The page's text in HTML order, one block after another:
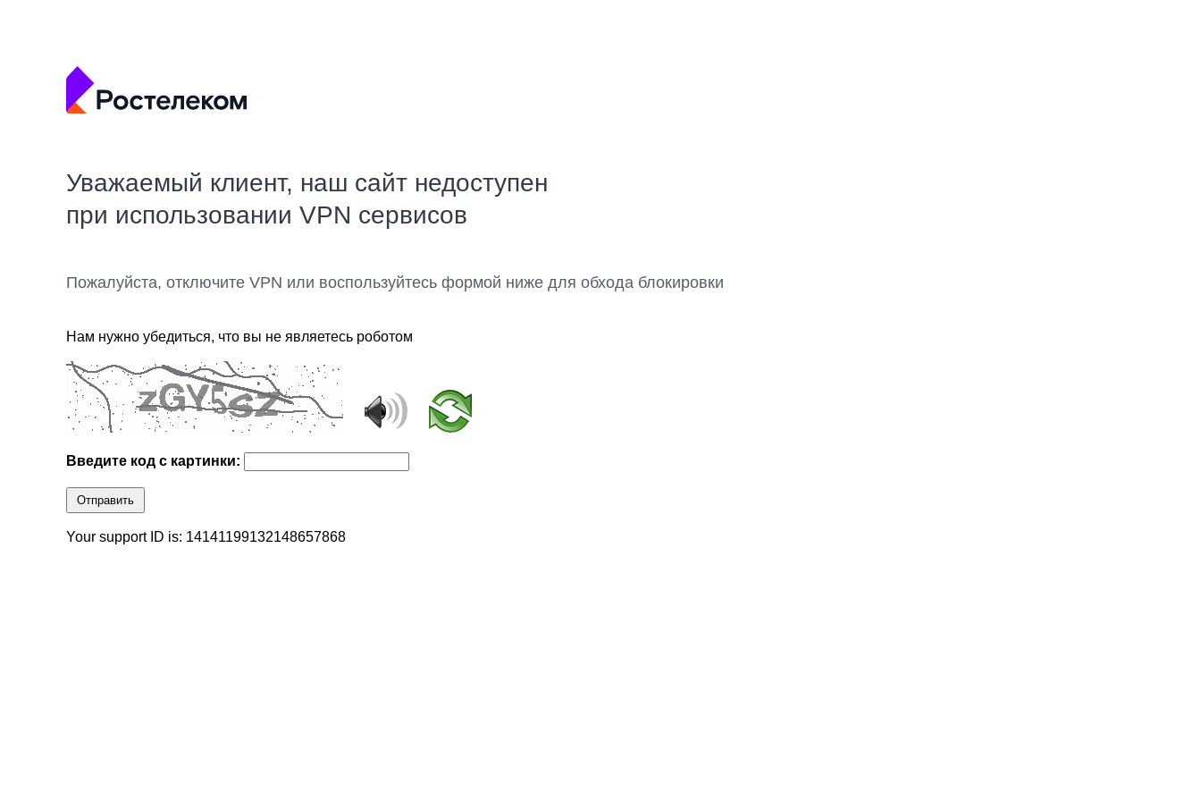
Уважаемый клиент, наш сайт недоступен
при использовании VPN сервисов
Пожалуйста, отключите VPN или воспользуйтесь формой ниже для обхода блокировки
Нам нужно убедиться, что вы не являетесь роботом
Введите код с картинки:
Отправить
Your support ID is: 14141199132148657868